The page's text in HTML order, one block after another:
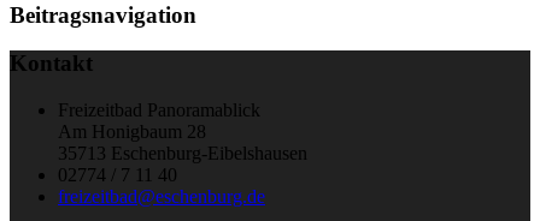
Beitragsnavigation
Kontakt
Freizeitbad Panoramablick
Am Honigbaum 28
35713 Eschenburg-Eibelshausen
02774 / 7 11 40
freizeitbad@eschenburg.de